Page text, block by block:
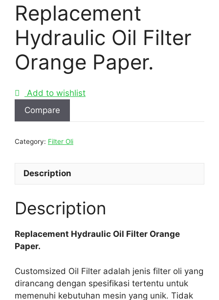
Replacement
Hydraulic Oil Filter
Orange Paper.
Add to wishlist
Compare
Category: Filter Oli
Description
Description
Replacement Hydraulic Oil Filter Orange
Paper.
Customsized Oil Filter adalah jenis filter oli yang
dirancang dengan spesifikasi tertentu untuk
memenuhi kebutuhan mesin yang unik. Tidak